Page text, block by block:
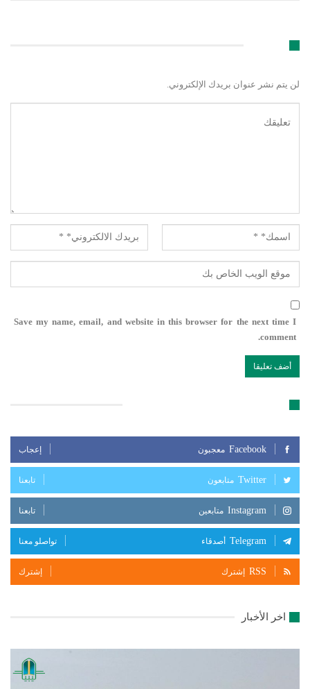
لن يتم نشر عنوان بريدك الإلكتروني.
Save my name, email, and website in this browser for the next time I
comment.
Facebook معجبون إعجاب
Twitter متابعون تابعنا
Instagram متابعين تابعنا
Telegram أصدقاء تواصلو معنا
RSS إشترك إشترك
اخر الأخبار